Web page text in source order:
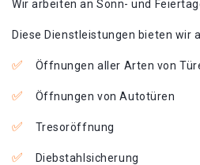
Wir arbeiten an Sonn- und
Diese Dienstleistungen bieten wir
Öffnungen aller Arten von
Öffnungen von Autotüren
Tresoröffnung
Diebstahlsicherung